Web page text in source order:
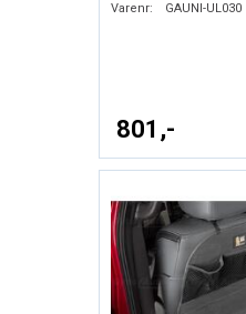
Varenr: GAUNI-UL030
801,-